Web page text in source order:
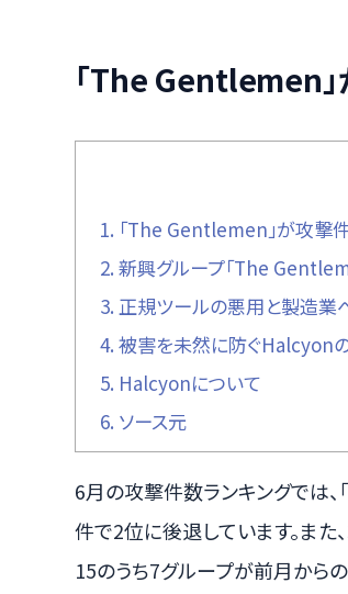
「The Gentlemen
1. 「The Gentlemen」が攻撃
2. 新興グループ「The
3. 正規ツールの悪用と製造業
4. 被害を未然に防ぐHalcyon
5. Halcyonについて
6. ソース元
6月の攻撃件数ランキングでは
件で2位に後退しています。また
15のうち7グループが前月から